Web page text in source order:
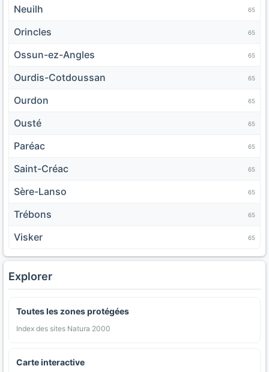
Neuilh 65
Orincles 65
Ossun-ez-Angles 65
Ourdis-Cotdoussan 65
Ourdon 65
Ousté 65
Paréac 65
Saint-Créac 65
Sère-Lanso 65
Trébons 65
Visker 65
Explorer
Toutes les zones protégées
Index des sites Natura 2000
Carte interactive